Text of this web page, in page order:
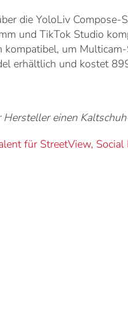
die YoloLiv
und TikTok Studio
um
erhältlich und kostet
einen
für StreetView, Social